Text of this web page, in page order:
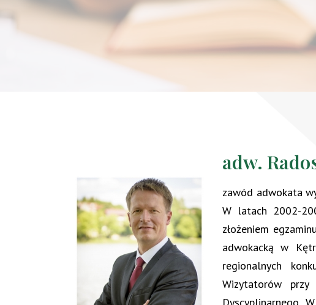
adw.
zawód adwokata
W latach 2002-
złożeniem
adwokacką w
regionalnych
Wizytatorów
Dyscyplinarnego.